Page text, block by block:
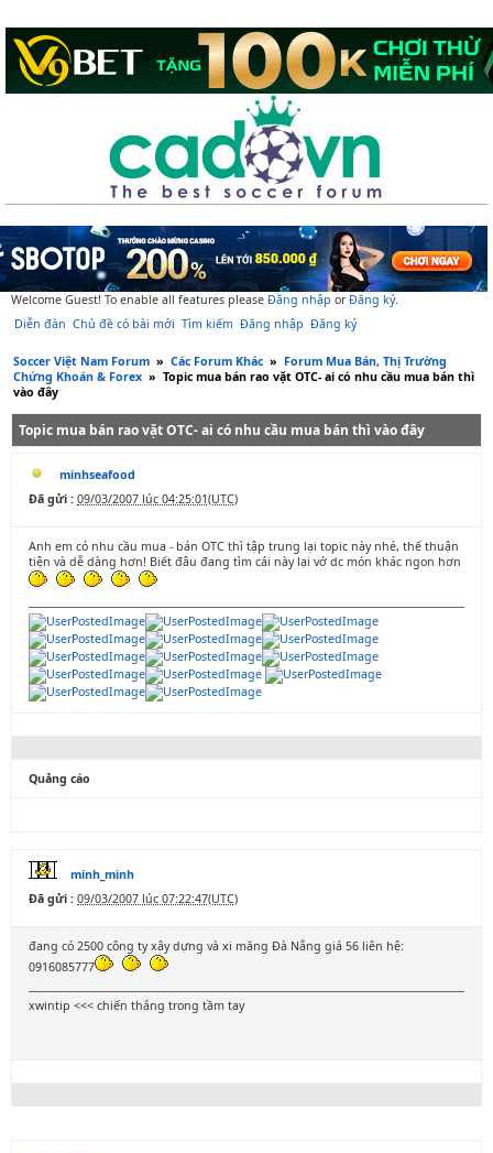
Welcome Guest! To enable all features please Đăng nhập orĐăng ký.
Diễn đàn Chủ đề có bài mới Tìm kiếm Đăng nhập Đăng ký
Soccer Việt Nam Forum » Các Forum Khác » Forum Mua Bán, Thị Trường
Chứng Khoán & Forex » Topic mua bán rao vặt OTC- ai có nhu cầu mua bán thì
vào đây
Topic mua bán rao vặt OTC- ai có nhu cầu mua bán thì vào đây
minhseafood
Đã gửi : 09/03/2007 lúc 04:25:01(UTC)
Anh em có nhu cầu mua - bán OTC thì tập trung lại topic này nhé, thế thuận
tiện và dễ dàng hơn! Biết đâu đang tìm cái này lại vớ dc món khác ngon hơn
Quảng cáo
minh_minh
Đã gửi : 09/03/2007 lúc 07:22:47(UTC)
đang có 2500 công ty xây dựng và xi măng Đà Nẵng giá 56 liên hệ:
0916085777
xwintip <<< chiến thắng trong tầm tay